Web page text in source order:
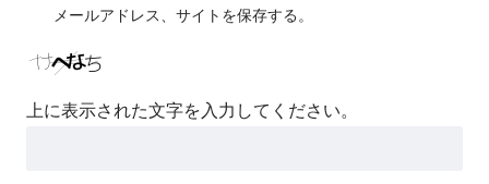
メールアドレス、サイトを保存する。
上に表示された文字を入力してください。